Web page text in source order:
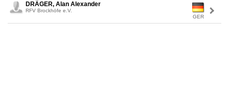
GER
DRÄGER, Alan Alexander
RFV Brockhöfe e.V.